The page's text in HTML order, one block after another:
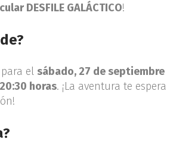
DESFILE GALÁCTICO!
el sábado, 27 de septiembre
horas. ¡La aventura te espera